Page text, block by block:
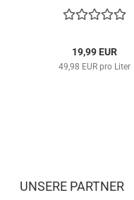
19,99 EUR
49,98 EUR pro Liter
UNSERE PARTNER